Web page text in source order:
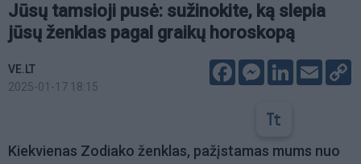
Jūsų tamsioji pusė: sužinokite, ką slepia
jūsų ženklas pagal graikų horoskopą
VE.LT
2025-01-17 18:15
FacebookMessenger
LinkedIn
Email
Kiekvienas Zodiako ženklas, pažįstamas mums nuo